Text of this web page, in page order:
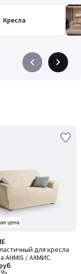
Кресла
PrécédentSuivant
цена
для кресла
AHMIS / АХМИС